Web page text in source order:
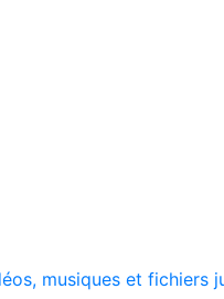
musiques et fichiers